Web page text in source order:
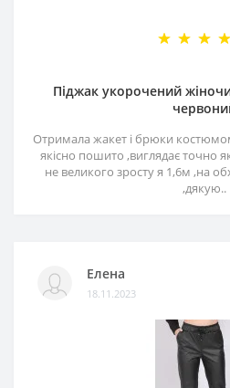
Піджак укорочений
Отримала жакет і брюки
якісно пошито ,виглядає точно
не великого зросту я 1,6м ,на
,дякую..
Елена
18.11.2023